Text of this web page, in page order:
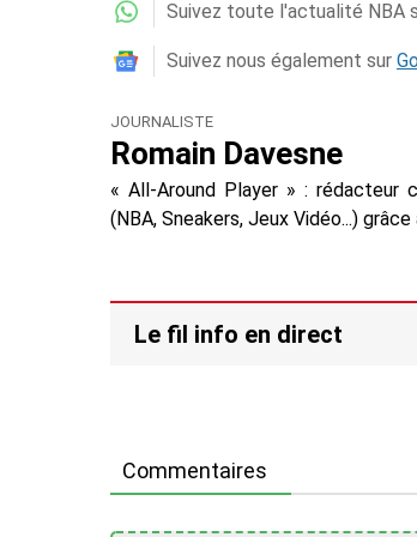
Suivez toute l'actualité NBA
Suivez nous également sur
JOURNALISTE
Romain Davesne
« All-Around Player » : rédacteur
(NBA, Sneakers, Jeux Vidéo...)
Le fil info en direct
Commentaires